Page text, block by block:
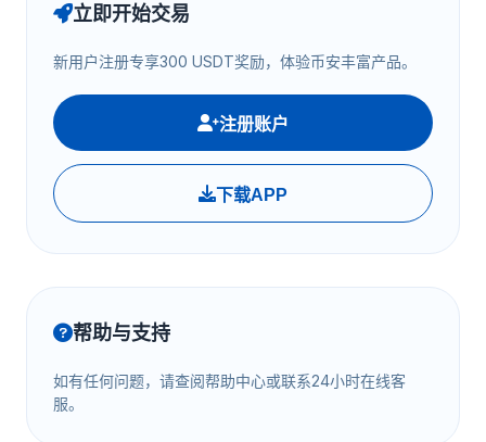
立即开始交易
新用户注册专享300 USDT奖励，体验币安丰富产品。
注册账户
下载APP
帮助与支持
如有任何问题，请查阅帮助中心或联系24小时在线客
服。